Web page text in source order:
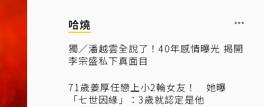
哈燒
獨／潘越雲全說了！40年感情曝光 揭開
李宗盛私下真面目
71歲姜厚任戀上小2輪女友！ 她曝
「七世因緣」：3歲就認定是他